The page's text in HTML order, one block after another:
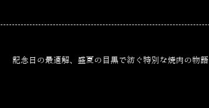
記念日の最適解、盛夏の目黒で紡ぐ特別な焼肉の物語